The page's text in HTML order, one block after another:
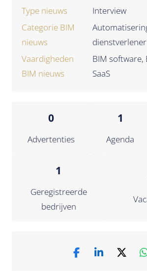
Type nieuws
Interview
Categorie BIM
nieuws
dienstverlener
Vaardigheden
BIM nieuws
BIM software,
SaaS
0
Advertenties
1
Agenda
1
Geregistreerde
bedrijven